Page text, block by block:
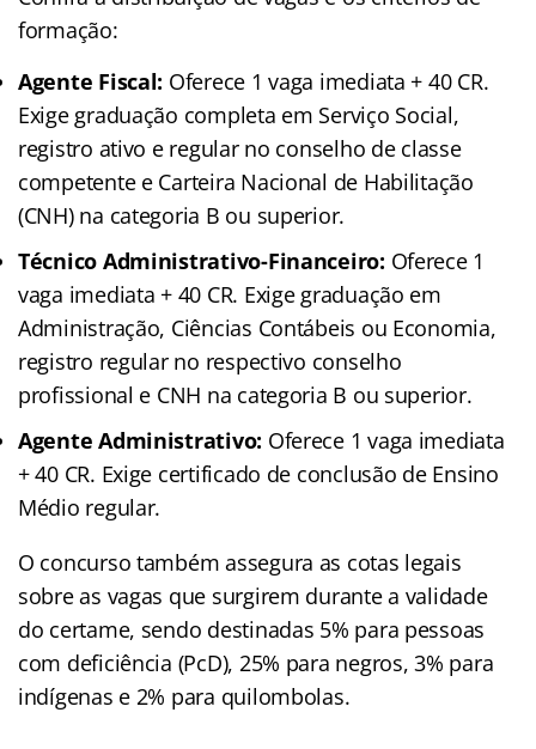
formação:
Agente Fiscal: Oferece 1 vaga imediata + 40 CR.
Exige graduação completa em Serviço Social,
registro ativo e regular no conselho de classe
competente e Carteira Nacional de Habilitação
(CNH) na categoria B ou superior.
Técnico Administrativo-Financeiro: Oferece 1
vaga imediata + 40 CR. Exige graduação em
Administração, Ciências Contábeis ou Economia,
registro regular no respectivo conselho
profissional e CNH na categoria B ou superior.
Agente Administrativo: Oferece 1 vaga imediata
+ 40 CR. Exige certificado de conclusão de Ensino
Médio regular.
O concurso também assegura as cotas legais
sobre as vagas que surgirem durante a validade
do certame, sendo destinadas 5% para pessoas
com deficiência (PcD), 25% para negros, 3% para
indígenas e 2% para quilombolas.